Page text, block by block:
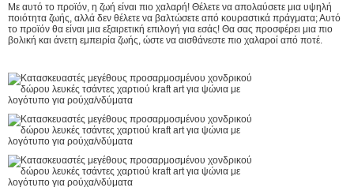
Με αυτό το προϊόν, η ζωή είναι πιο χαλαρή! Θέλετε να απολαύσετε μια υψηλή
ποιότητα ζωής, αλλά δεν θέλετε να βαλτώσετε από κουραστικά πράγματα; Αυτό
το προϊόν θα είναι μια εξαιρετική επιλογή για εσάς! Θα σας προσφέρει μια πιο
βολική και άνετη εμπειρία ζωής, ώστε να αισθάνεστε πιο χαλαροί από ποτέ.